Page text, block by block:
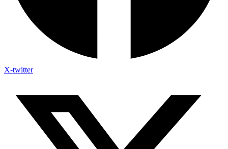
X-twitter